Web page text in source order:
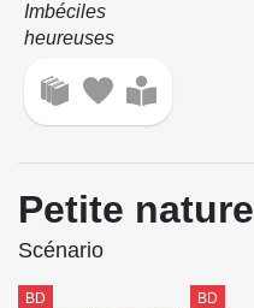
Imbéciles
heureuses
Petite nature
Scénario
BD BD